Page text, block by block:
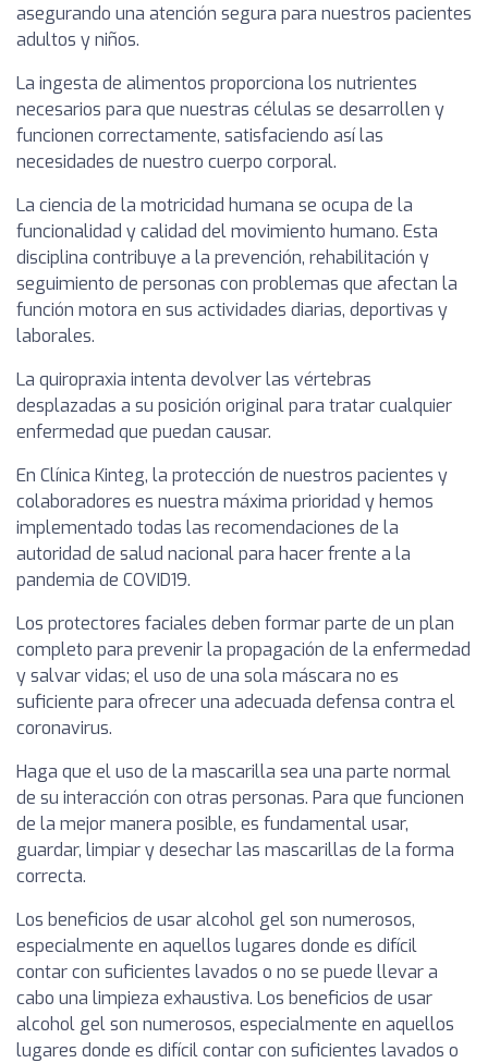
asegurando una atención segura para nuestros pacientes
adultos y niños.
La ingesta de alimentos proporciona los nutrientes
necesarios para que nuestras células se desarrollen y
funcionen correctamente, satisfaciendo así las
necesidades de nuestro cuerpo corporal.
La ciencia de la motricidad humana se ocupa de la
funcionalidad y calidad del movimiento humano. Esta
disciplina contribuye a la prevención, rehabilitación y
seguimiento de personas con problemas que afectan la
función motora en sus actividades diarias, deportivas y
laborales.
La quiropraxia intenta devolver las vértebras
desplazadas a su posición original para tratar cualquier
enfermedad que puedan causar.
En Clínica Kinteg, la protección de nuestros pacientes y
colaboradores es nuestra máxima prioridad y hemos
implementado todas las recomendaciones de la
autoridad de salud nacional para hacer frente a la
pandemia de COVID19.
Los protectores faciales deben formar parte de un plan
completo para prevenir la propagación de la enfermedad
y salvar vidas; el uso de una sola máscara no es
suficiente para ofrecer una adecuada defensa contra el
coronavirus.
Haga que el uso de la mascarilla sea una parte normal
de su interacción con otras personas. Para que funcionen
de la mejor manera posible, es fundamental usar,
guardar, limpiar y desechar las mascarillas de la forma
correcta.
Los beneficios de usar alcohol gel son numerosos,
especialmente en aquellos lugares donde es difícil
contar con suficientes lavados o no se puede llevar a
cabo una limpieza exhaustiva. Los beneficios de usar
alcohol gel son numerosos, especialmente en aquellos
lugares donde es difícil contar con suficientes lavados o